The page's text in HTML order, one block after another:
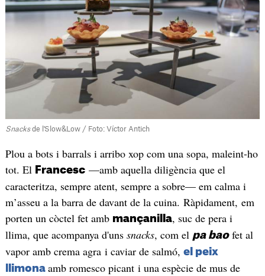
Snacksde l'Slow&Low / Foto: Víctor Antich
Plou a bots i barrals i arribo xop com una sopa, maleint-ho
tot. El Francesc—amb aquella diligència que el
caracteritza, sempre atent, sempre a sobre— em calma i
m’asseu a la barra de davant de la cuina. Ràpidament, em
porten un còctel fet amb mançanilla, suc de pera i
llima, que acompanya d'uns snacks, com el pa baofet al
vapor amb crema agra i caviar de salmó, el peix
llimona amb romesco picant i una espècie de mus de